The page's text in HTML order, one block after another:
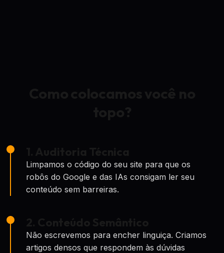
Limpamos o código do seu site para que os
robôs do Google e das IAs consigam ler seu
conteúdo sem barreiras.
Não escrevemos para encher linguiça. Criamos
artigos densos que respondem às dúvidas